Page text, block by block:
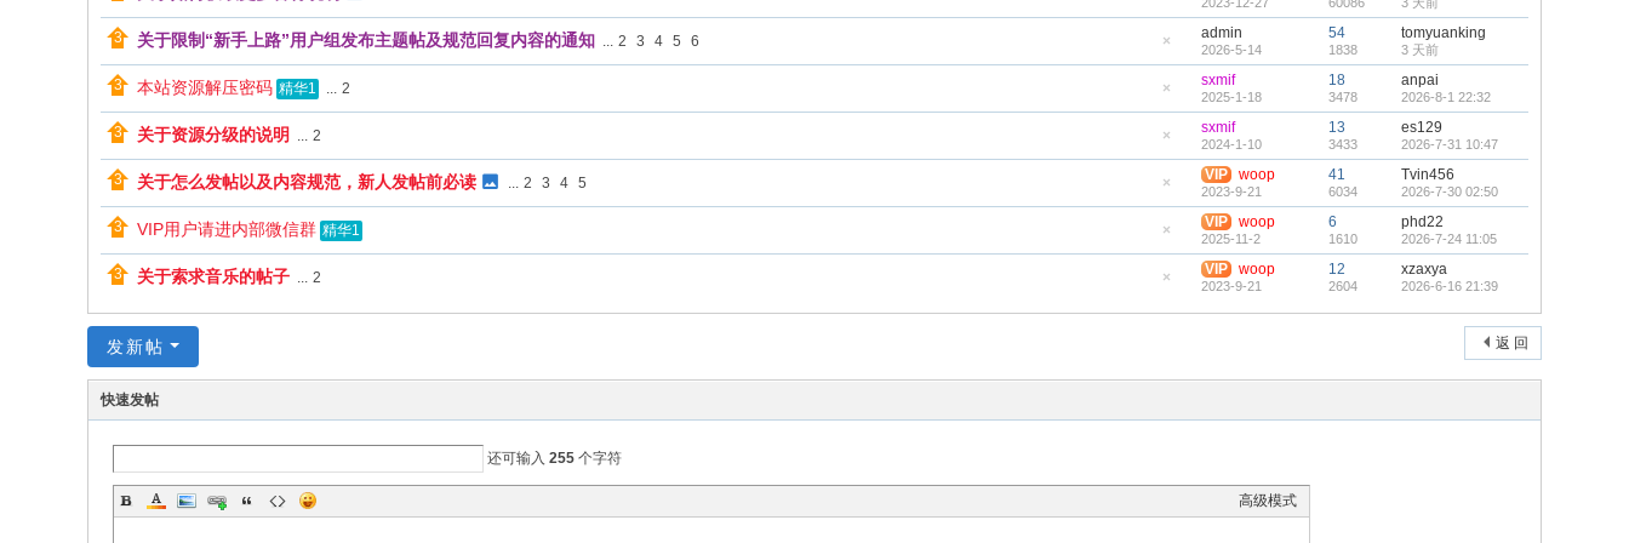
.c
帖
藏
置
帖
藏
置
帖
关于限制“新手上路”用户组发布主题帖及规范回复内容的通知 ... 2 3 4 5 6 admin
2026-5-14
54
1838
tomyuanking
3 天前
藏
置
帖
本站资源解压密码 精华1 ... 2 sxmif
2025-1-18
18
3478
anpai
2026-8-1 22:32
藏
置
帖
关于资源分级的说明 ... 2 sxmif
2024-1-10
13
3433
es129
2026-7-31 10:47
藏
置
帖
关于怎么发帖以及内容规范，新人发帖前必读 ... 2 3 4 5 VIP woop
2023-9-21
41
6034
Tvin456
2026-7-30 02:50
藏
置
VIP用户请进内部微信群 精华1
VIP woop
2025-11-2
6
1610
phd22
2026-7-24 11:05
关于索求音乐的帖子 ... 2 VIP woop
2023-9-21
12
2604
xzaxya
2026-6-16 21:39
返 回
发新帖
快速发帖
还可输入 255 个字符
高级模式